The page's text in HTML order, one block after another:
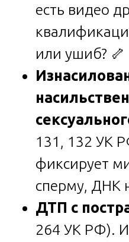
есть видео
или ушиб? 🦴
131, 132 УК
фиксирует
сперму, ДНК
ДТП с
264 УК РФ).